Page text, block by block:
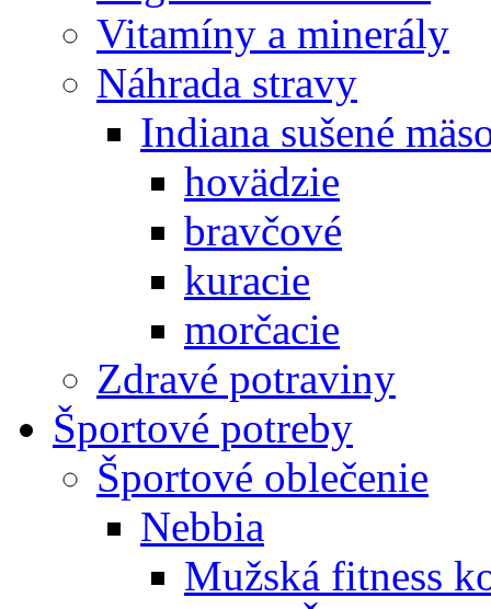
Vitamíny a minerály
Náhrada stravy
Indiana sušené
hovädzie
bravčové
kuracie
morčacie
Zdravé potraviny
Športové potreby
Športové oblečenie
Nebbia
Mužská fitness